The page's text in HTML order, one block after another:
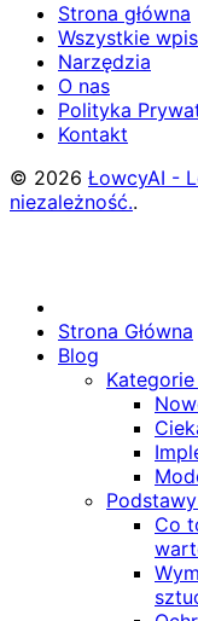
Strona główna
Wszystkie
Narzędzia
O nas
Polityka
Kontakt
© 2026 ŁowcyAI -
niezależność..
Strona Główna
Blog
Co